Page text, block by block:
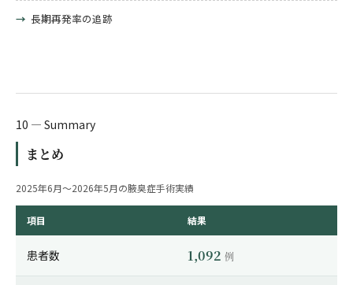
→ 長期再発率の追跡
10 — Summary
まとめ
2025年6月〜2026年5月の腋臭症手術実績
項目 結果
患者数 1,092 例